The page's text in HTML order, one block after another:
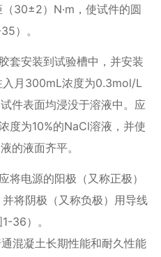
30±2） N·m ，使试件的圆
）。
套安装到试验槽中，并安装
月300mL浓度为0.3mol/L
件表面均浸没于溶液中。应
度为10%的NaCl溶液，并使
的液面齐平。
将电源的阳极（又称正极）
将阴极（又称负极）用导线
1-36）。
混凝土长期性能和耐久性能